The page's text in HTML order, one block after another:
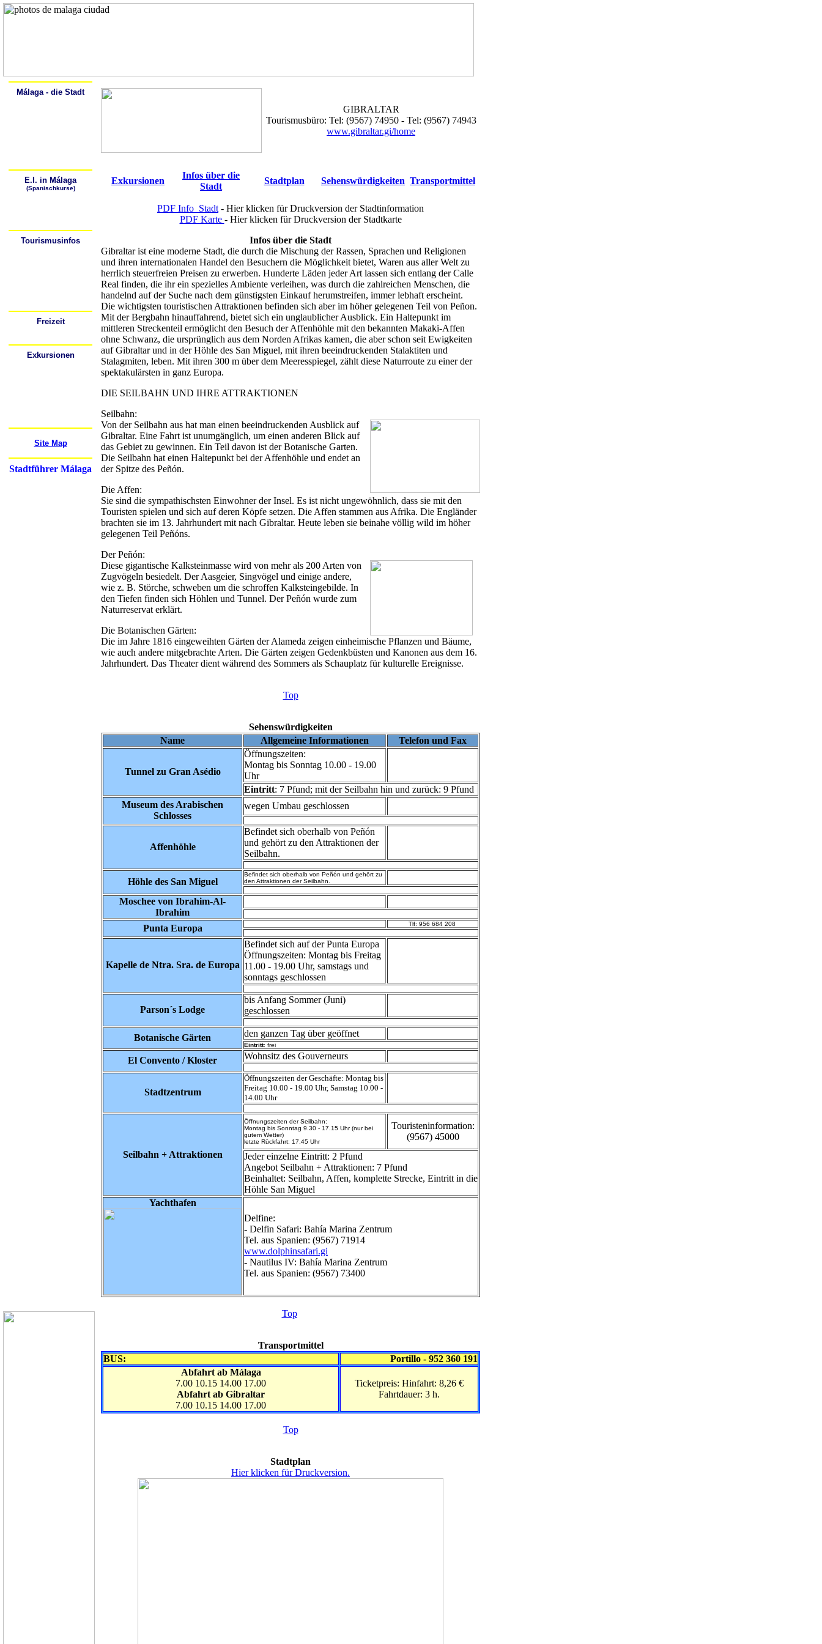
GIBRALTAR
Tourismusbüro: Tel: (9567) 74950 - Tel: (9567) 74943
www.gibraltar.gi/home
Exkursionen
Infos über die
Stadt
Stadtplan Sehenswürdigkeiten Transportmittel
PDF Info_Stadt - Hier klicken für Druckversion der Stadtinformation
PDF Karte - Hier klicken für Druckversion der Stadtkarte
Infos über die Stadt
Gibraltar ist eine moderne Stadt, die durch die Mischung der Rassen, Sprachen und Religionen
und ihren internationalen Handel den Besuchern die Möglichkeit bietet, Waren aus aller Welt zu
herrlich steuerfreien Preisen zu erwerben. Hunderte Läden jeder Art lassen sich entlang der Calle
Real finden, die ihr ein spezielles Ambiente verleihen, was durch die zahlreichen Menschen, die
handelnd auf der Suche nach dem günstigsten Einkauf herumstreifen, immer lebhaft erscheint.
Die wichtigsten touristischen Attraktionen befinden sich aber im höher gelegenen Teil von Peñon.
Mit der Bergbahn hinauffahrend, bietet sich ein unglaublicher Ausblick. Ein Haltepunkt im
mittleren Streckenteil ermöglicht den Besuch der Affenhöhle mit den bekannten Makaki-Affen
ohne Schwanz, die ursprünglich aus dem Norden Afrikas kamen, die aber schon seit Ewigkeiten
auf Gibraltar und in der Höhle des San Miguel, mit ihren beeindruckenden Stalaktiten und
Stalagmiten, leben. Mit ihren 300 m über dem Meeresspiegel, zählt diese Naturroute zu einer der
spektakulärsten in ganz Europa.
DIE SEILBAHN UND IHRE ATTRAKTIONEN
Seilbahn:
Von der Seilbahn aus hat man einen beeindruckenden Ausblick auf
Gibraltar. Eine Fahrt ist unumgänglich, um einen anderen Blick auf
das Gebiet zu gewinnen. Ein Teil davon ist der Botanische Garten.
Die Seilbahn hat einen Haltepunkt bei der Affenhöhle und endet an
der Spitze des Peñón.
Die Affen:
Sie sind die sympathischsten Einwohner der Insel. Es ist nicht ungewöhnlich, dass sie mit den
Touristen spielen und sich auf deren Köpfe setzen. Die Affen stammen aus Afrika. Die Engländer
brachten sie im 13. Jahrhundert mit nach Gibraltar. Heute leben sie beinahe völlig wild im höher
gelegenen Teil Peñóns.
Der Peñón:
Diese gigantische Kalksteinmasse wird von mehr als 200 Arten von
Zugvögeln besiedelt. Der Aasgeier, Singvögel und einige andere,
wie z. B. Störche, schweben um die schroffen Kalksteingebilde. In
den Tiefen finden sich Höhlen und Tunnel. Der Peñón wurde zum
Naturreservat erklärt.
Die Botanischen Gärten:
Die im Jahre 1816 eingeweihten Gärten der Alameda zeigen einheimische Pflanzen und Bäume,
wie auch andere mitgebrachte Arten. Die Gärten zeigen Gedenkbüsten und Kanonen aus dem 16.
Jahrhundert. Das Theater dient während des Sommers als Schauplatz für kulturelle Ereignisse.
Top
Sehenswürdigkeiten
Name
Allgemeine Informationen Telefon und Fax
Tunnel zu Gran Asédio
Öffnungszeiten:
Montag bis Sonntag 10.00 - 19.00
Uhr
Eintritt: 7 Pfund; mit der Seilbahn hin und zurück: 9 Pfund
Museum des Arabischen
Schlosses
wegen Umbau geschlossen
Affenhöhle
Befindet sich oberhalb von Peñón
und gehört zu den Attraktionen der
Seilbahn.
Höhle des San Miguel
Befindet sich oberhalb von Peñón und gehört zu
den Attraktionen der Seilbahn.
Moschee von Ibrahim-Al-
Ibrahim
Punta Europa
Tlf: 956 684 208
Kapelle de Ntra. Sra. de Europa
Befindet sich auf der Punta Europa
Öffnungszeiten: Montag bis Freitag
11.00 - 19.00 Uhr, samstags und
sonntags geschlossen
Parson´s Lodge
bis Anfang Sommer (Juni)
geschlossen
Botanische Gärten den ganzen Tag über geöffnet
Eintritt: frei
El Convento / Kloster Wohnsitz des Gouverneurs
Stadtzentrum
Öffnungszeiten der Geschäfte: Montag bis
Freitag 10.00 - 19.00 Uhr, Samstag 10.00 -
14.00 Uhr
Seilbahn + Attraktionen
Öffnungszeiten der Seilbahn:
Montag bis Sonntag 9.30 - 17.15 Uhr (nur bei
gutem Wetter)
letzte Rückfahrt: 17.45 Uhr
Touristeninformation:
(9567) 45000
Jeder einzelne Eintritt: 2 Pfund
Angebot Seilbahn + Attraktionen: 7 Pfund
Beinhaltet: Seilbahn, Affen, komplette Strecke, Eintritt in die
Höhle San Miguel
Yachthafen
Delfine:
- Delfin Safari: Bahía Marina Zentrum
Tel. aus Spanien: (9567) 71914
www.dolphinsafari.gi
- Nautilus IV: Bahía Marina Zentrum
Tel. aus Spanien: (9567) 73400
Top
Transportmittel
BUS:
Portillo - 952 360 191
Abfahrt ab Málaga
7.00 10.15 14.00 17.00
Abfahrt ab Gibraltar
7.00 10.15 14.00 17.00
Ticketpreis: Hinfahrt: 8,26 €
Fahrtdauer: 3 h.
Top
Stadtplan
Hier klicken für Druckversion.
Málaga - die Stadt
E.I. in Málaga
(Spanischkurse)
Tourismusinfos
Freizeit
Exkursionen
Site Map
Stadtführer Málaga